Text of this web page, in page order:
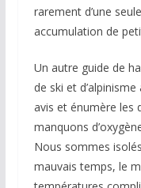
rarement d’une
accumulation de
Un autre guide de
de ski et
avis et énumère les
manquons
Nous sommes
mauvais temps, le